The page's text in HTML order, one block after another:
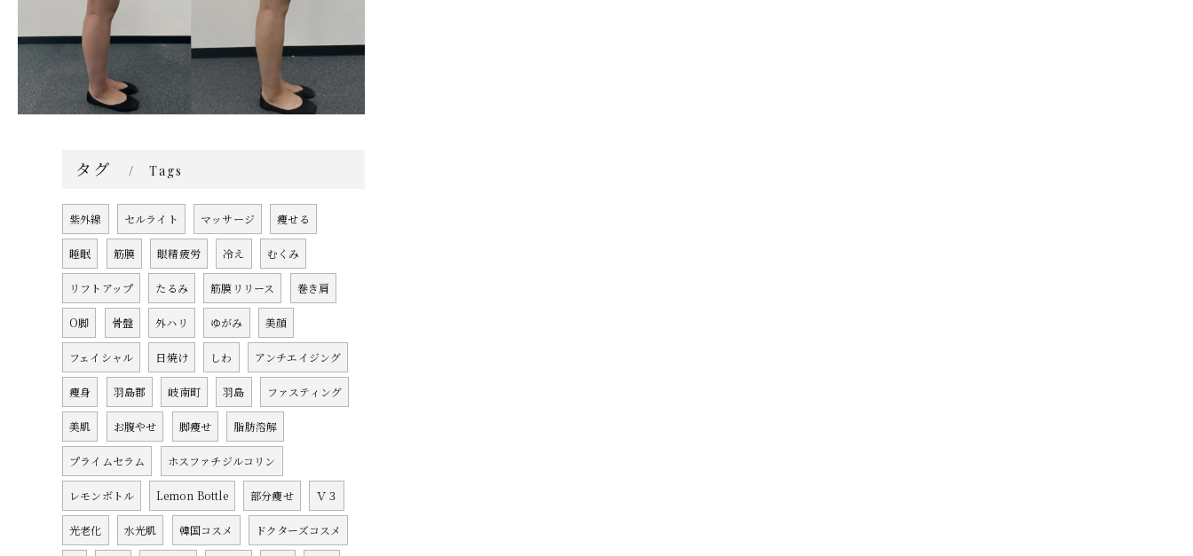
タグ Tags
紫外線 セルライト マッサージ 痩せる
睡眠 筋膜 眼精疲労 冷え むくみ
リフトアップ たるみ 筋膜リリース 巻き肩
O脚 骨盤 外ハリ ゆがみ 美顔
フェイシャル 日焼け しわ アンチエイジング
痩身 羽島郡 岐南町 羽島 ファスティング
美肌 お腹やせ 脚痩せ 脂肪溶解
プライムセラム ホスファチジルコリン
レモンボトル Lemon Bottle 部分痩せ Ｖ３
光老化 水光肌 韓国コスメ ドクターズコスメ